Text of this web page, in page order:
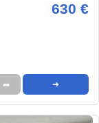
630 €
➦ ➜